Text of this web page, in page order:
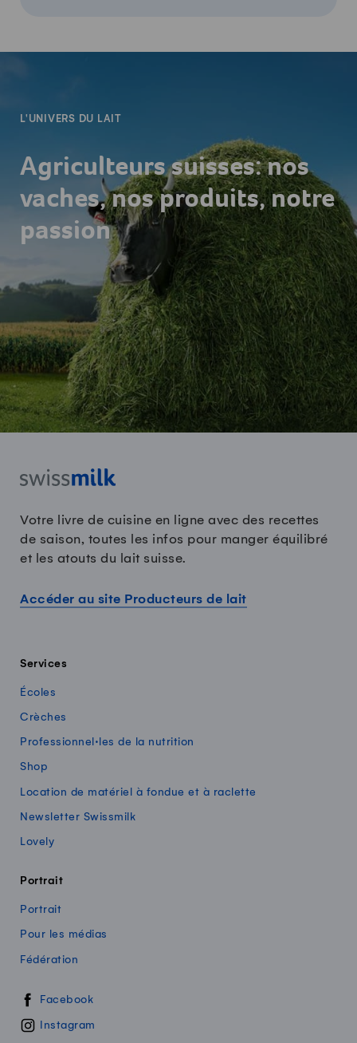
L'UNIVERS DU LAIT
Agriculteurs suisses: nos
vaches, nos produits, notre
passion
Votre livre de cuisine en ligne avec des recettes
de saison, toutes les infos pour manger équilibré
et les atouts du lait suisse.
Accéder au site Producteurs de lait
Services
Écoles
Crèches
Professionnel·les de la nutrition
Shop
Location de matériel à fondue et à raclette
Newsletter Swissmilk
Lovely
Portrait
Portrait
Pour les médias
Fédération
Swissmilk sur les réseaux sociaux
Facebook
Instagram